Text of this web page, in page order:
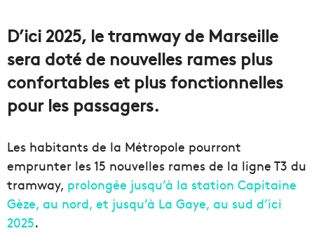
D’ici 2025, le tramway de Marseille
sera doté de nouvelles rames plus
confortables et plus fonctionnelles
pour les passagers.
Les habitants de la Métropole pourront
emprunter les 15 nouvelles rames de la ligne T3 du
tramway, prolongée jusqu’à la station Capitaine
Gèze, au nord, et jusqu’à La Gaye, au sud d’ici
2025.